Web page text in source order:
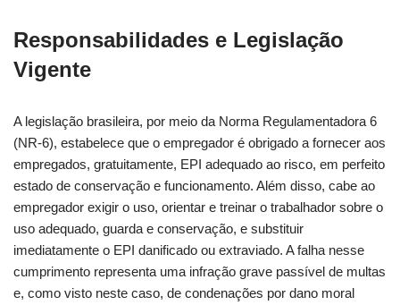
Responsabilidades e Legislação
Vigente
A legislação brasileira, por meio da Norma Regulamentadora 6
(NR-6), estabelece que o empregador é obrigado a fornecer aos
empregados, gratuitamente, EPI adequado ao risco, em perfeito
estado de conservação e funcionamento. Além disso, cabe ao
empregador exigir o uso, orientar e treinar o trabalhador sobre o
uso adequado, guarda e conservação, e substituir
imediatamente o EPI danificado ou extraviado. A falha nesse
cumprimento representa uma infração grave passível de multas
e, como visto neste caso, de condenações por dano moral